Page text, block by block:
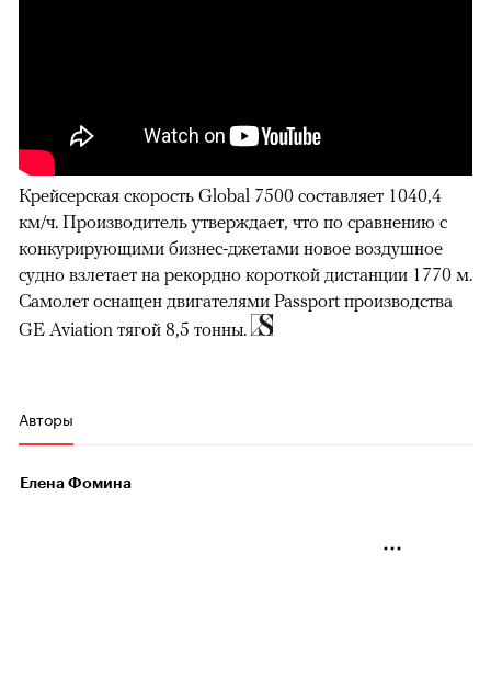
Крейсерская скорость Global 7500 составляет 1040,4
км/ч. Производитель утверждает, что по сравнению с
конкурирующими бизнес-джетами новое воздушное
судно взлетает на рекордно короткой дистанции 1770 м.
Самолет оснащен двигателями Passport производства
GE Aviation тягой 8,5 тонны.
Авторы
Елена Фомина